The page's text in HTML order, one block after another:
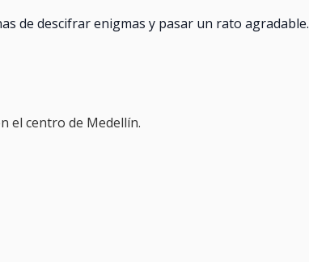
de descifrar enigmas y pasar un rato agradable.
el centro de Medellín.